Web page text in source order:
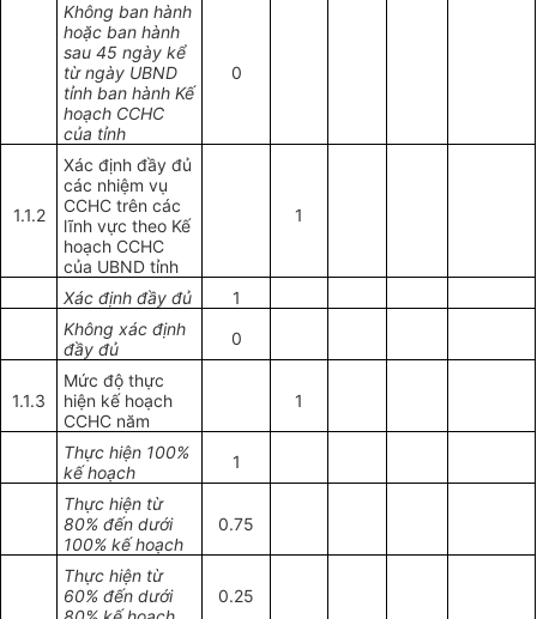
Không ban hành
hoặc ban hành
sau 45 ngày kể
từ ngày UBND
tỉnh ban hành Kế
hoạch CCHC
của tỉnh
0
1.1.2
Xác định đầy đủ
các nhiệm vụ
CCHC trên các
lĩnh vực theo Kế
hoạch CCHC
của UBND tỉnh
1
Xác định đầy đủ
1
Không xác định
đầy đủ
0
1.1.3
Mức độ thực
hiện kế hoạch
CCHC năm
1
Thực hiện 100%
kế hoạch
1
Thực hiện từ
80% đến dưới
100% kế hoạch
0.75
Thực hiện từ
60% đến dưới
0.25